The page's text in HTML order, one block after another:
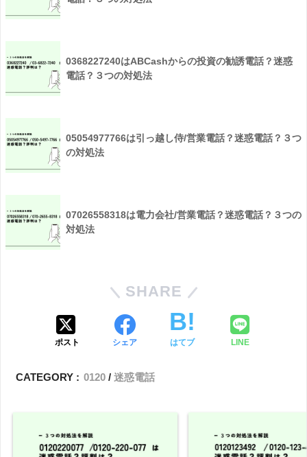
0368227240はABCashからの投資の勧誘電話？迷惑
電話？３つの対処法
05054977766は引っ越し侍/営業電話？迷惑電話？３つ
の対処法
07026558318は電力会社/営業電話？迷惑電話？３つの
対処法
SHARE
ポスト シェア はてブ LINE
CATEGORY : 0120 迷惑電話